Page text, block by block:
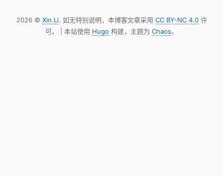
2026 © Xin Li. 如无特别说明，本博客文章采用 CC BY-NC 4.0许
可。 | 本站使用 Hugo 构建，主题为 Chaos。